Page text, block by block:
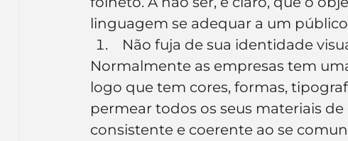
linguagem se adequar a um
Não fuja de sua identidade
Normalmente as empresas tem
logo que tem cores, formas,
permear todos os seus materiais
consistente e coerente ao se